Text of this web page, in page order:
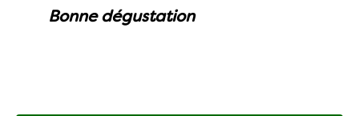
Bonne dégustation